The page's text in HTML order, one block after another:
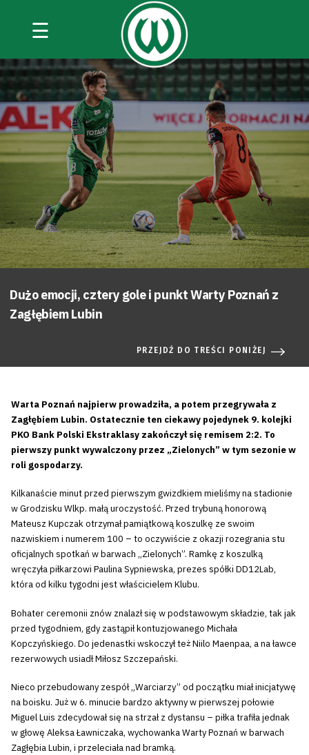
☰
Dużo emocji, cztery gole i punkt Warty Poznań z
Zagłębiem Lubin
PRZEJDŹ DO TREŚCI PONIŻEJ
Warta Poznań najpierw prowadziła, a potem przegrywała z
Zagłębiem Lubin. Ostatecznie ten ciekawy pojedynek 9. kolejki
PKO Bank Polski Ekstraklasy zakończył się remisem 2:2. To
pierwszy punkt wywalczony przez „Zielonych” w tym sezonie w
roli gospodarzy.
Kilkanaście minut przed pierwszym gwizdkiem mieliśmy na stadionie
w Grodzisku Wlkp. małą uroczystość. Przed trybuną honorową
Mateusz Kupczak otrzymał pamiątkową koszulkę ze swoim
nazwiskiem i numerem 100 – to oczywiście z okazji rozegrania stu
oficjalnych spotkań w barwach „Zielonych”. Ramkę z koszulką
wręczyła piłkarzowi Paulina Sypniewska, prezes spółki DD12Lab,
która od kilku tygodni jest właścicielem Klubu.
Bohater ceremonii znów znalazł się w podstawowym składzie, tak jak
przed tygodniem, gdy zastąpił kontuzjowanego Michała
Kopczyńskiego. Do jedenastki wskoczył też Niilo Maenpaa, a na ławce
rezerwowych usiadł Miłosz Szczepański.
Nieco przebudowany zespół „Warciarzy” od początku miał inicjatywę
na boisku. Już w 6. minucie bardzo aktywny w pierwszej połowie
Miguel Luis zdecydował się na strzał z dystansu – piłka trafiła jednak
w głowę Aleksa Ławniczaka, wychowanka Warty Poznań w barwach
Zagłębia Lubin, i przeleciała nad bramką.